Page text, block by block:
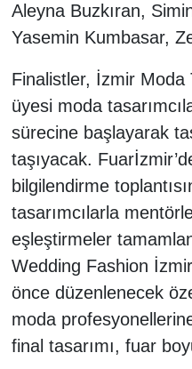
Aleyna Buzkıran,
Yasemin Kumbasar,
Finalistler, İzmir Moda
üyesi moda
sürecine başlayarak
taşıyacak.
bilgilendirme
tasarımcılarla
eşleştirmeler
Wedding Fashion
önce düzenlenecek
moda
final tasarımı, fuar